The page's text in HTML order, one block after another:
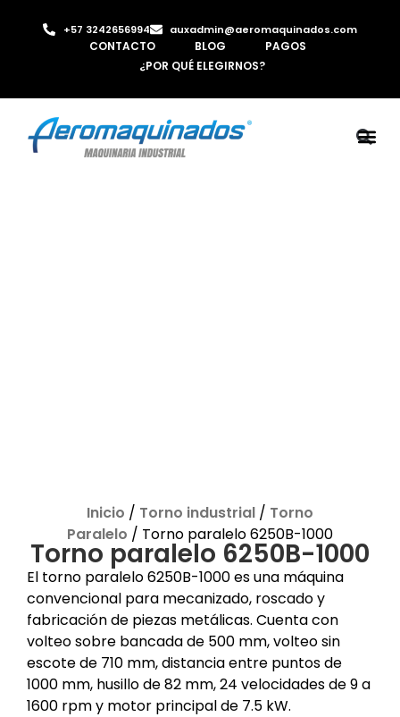
+57 3242656994 auxadmin@aeromaquinados.com
CONTACTO BLOG
PAGOS
¿POR QUÉ ELEGIRNOS?
Inicio / Torno industrial / Torno
Paralelo / Torno paralelo 6250B-1000
Torno paralelo 6250B-1000
El torno paralelo 6250B-1000 es una máquina
convencional para mecanizado, roscado y
fabricación de piezas metálicas. Cuenta con
volteo sobre bancada de 500 mm, volteo sin
escote de 710 mm, distancia entre puntos de
1000 mm, husillo de 82 mm, 24 velocidades de 9 a
1600 rpm y motor principal de 7.5 kW.